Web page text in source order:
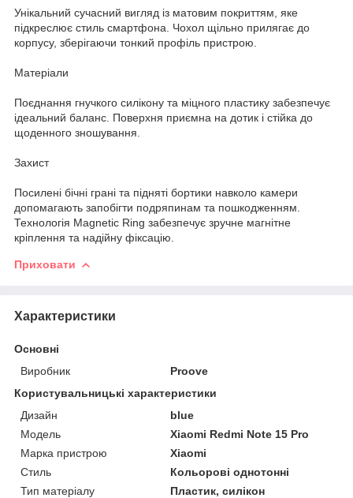
Унікальний сучасний вигляд із матовим покриттям, яке
підкреслює стиль смартфона. Чохол щільно прилягає до
корпусу, зберігаючи тонкий профіль пристрою.
Матеріали
Поєднання гнучкого силікону та міцного пластику забезпечує
ідеальний баланс. Поверхня приємна на дотик і стійка до
щоденного зношування.
Захист
Посилені бічні грані та підняті бортики навколо камери
допомагають запобігти подряпинам та пошкодженням.
Технологія Magnetic Ring забезпечує зручне магнітне
кріплення та надійну фіксацію.
Приховати
Характеристики
Основні
Виробник
Proove
Користувальницькі характеристики
Дизайн
blue
Мoдель
Xiaomi Redmi Note 15 Pro
Марка пристрою
Xiaomi
Стиль
Кольорові однотонні
Тип матеріалу
Пластик, силікон